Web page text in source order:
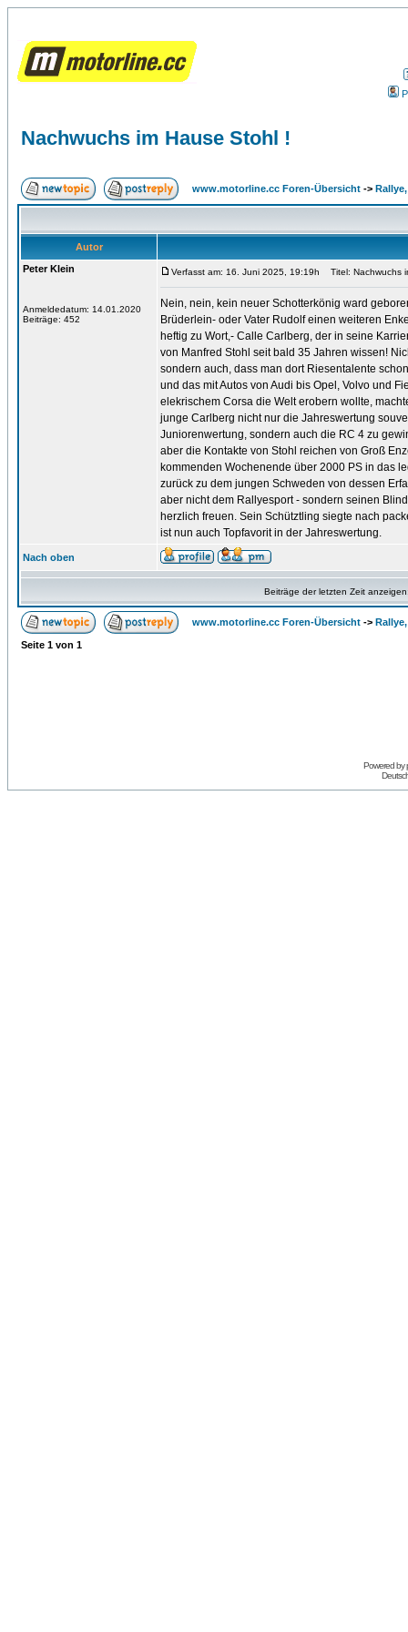
Nachwuchs im Hause Stohl !
www.motorline.cc Foren-Übersicht ->
Autor
Peter Klein
Anmeldedatum: 14.01.2020
Beiträge: 452
Verfasst am: 16. Juni 2025, 19:19h Titel: Nachwuchs
Nein, nein, kein neuer Schotterkönig ward
Brüderlein- oder Vater Rudolf einen weiteren
heftig zu Wort,- Calle Carlberg, der in seine
von Manfred Stohl seit bald 35 Jahren wissen!
sondern auch, dass man dort Riesentalente
und das mit Autos von Audi bis Opel, Volvo und
elekrischem Corsa die Welt erobern wollte,
junge Carlberg nicht nur die Jahreswertung
Juniorenwertung, sondern auch die RC 4 zu
aber die Kontakte von Stohl reichen von Groß
kommenden Wochenende über 2000 PS in das
zurück zu dem jungen Schweden von dessen
aber nicht dem Rallyesport - sondern seinen
herzlich freuen. Sein Schütztling siegte nach
ist nun auch Topfavorit in der Jahreswertung.
Nach oben
Beiträge der letzten Zeit
www.motorline.cc Foren-Übersicht ->
Seite 1 von 1
Powered by